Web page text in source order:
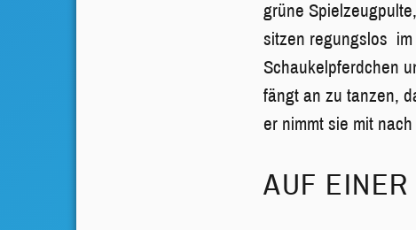
grüne
sitzen regungslos im
Schaukelpferdchen
fängt an zu tanzen,
er nimmt sie mit nach
AUF